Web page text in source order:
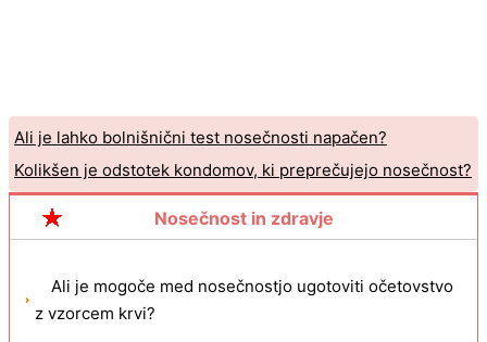
Ali je lahko bolnišnični test nosečnosti napačen?
Kolikšen je odstotek kondomov, ki preprečujejo nosečnost?
Nosečnost in zdravje
Ali je mogoče med nosečnostjo ugotoviti očetovstvo
z vzorcem krvi?